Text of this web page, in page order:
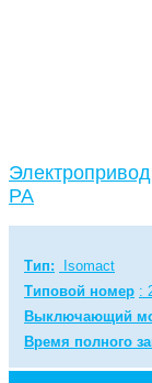
PA
Тип:
Isomact
Типовой номер :
Выключающий
Время полного